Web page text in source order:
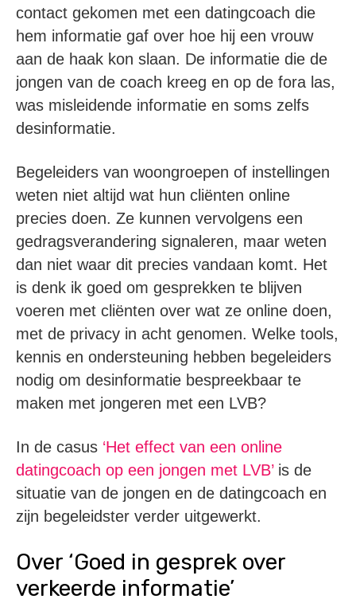
contact gekomen met een datingcoach die
hem informatie gaf over hoe hij een vrouw
aan de haak kon slaan. De informatie die de
jongen van de coach kreeg en op de fora las,
was misleidende informatie en soms zelfs
desinformatie.
Begeleiders van woongroepen of instellingen
weten niet altijd wat hun cliënten online
precies doen. Ze kunnen vervolgens een
gedragsverandering signaleren, maar weten
dan niet waar dit precies vandaan komt. Het
is denk ik goed om gesprekken te blijven
voeren met cliënten over wat ze online doen,
met de privacy in acht genomen. Welke tools,
kennis en ondersteuning hebben begeleiders
nodig om desinformatie bespreekbaar te
maken met jongeren met een LVB?
In de casus ‘Het effect van een online
datingcoach op een jongen met LVB’is de
situatie van de jongen en de datingcoach en
zijn begeleidster verder uitgewerkt.
Over ‘Goed in gesprek over
verkeerde informatie’